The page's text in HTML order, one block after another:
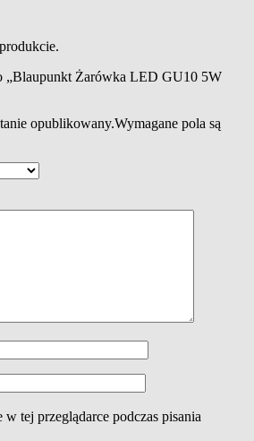
„Blaupunkt Żarówka LED GU10 5W
opublikowany.Wymagane pola są
w tej przeglądarce podczas pisania